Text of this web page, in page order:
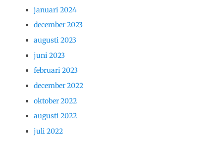
januari 2024
december 2023
augusti 2023
juni 2023
februari 2023
december 2022
oktober 2022
augusti 2022
juli 2022